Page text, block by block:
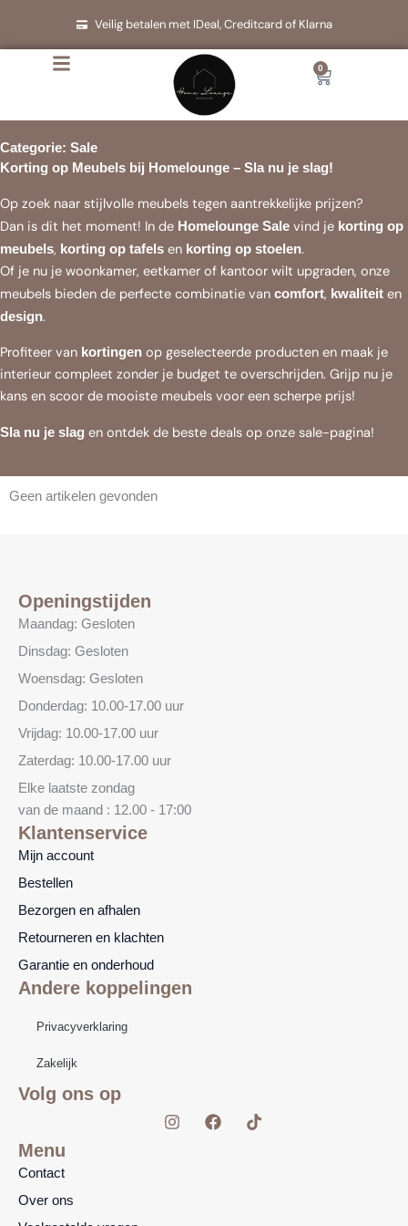
de
Veilig betalen met IDeal, Creditcard of Klarna
0
Cart
Categorie: Sale
Korting op Meubels bij Homelounge – Sla nu je slag!
Op zoek naar stijlvolle meubels tegen aantrekkelijke prijzen?
Dan is dit het moment! In de Homelounge Sale vind je korting op
meubels, korting op tafels en korting op stoelen.
Of je nu je woonkamer, eetkamer of kantoor wilt upgraden, onze
meubels bieden de perfecte combinatie van comfort, kwaliteit en
design.
Profiteer van kortingen op geselecteerde producten en maak je
interieur compleet zonder je budget te overschrijden. Grijp nu je
kans en scoor de mooiste meubels voor een scherpe prijs!
Sla nu je slag en ontdek de beste deals op onze sale-pagina!
Geen artikelen gevonden
Openingstijden
Maandag: Gesloten
Dinsdag: Gesloten
Woensdag: Gesloten
Donderdag: 10.00-17.00 uur
Vrijdag: 10.00-17.00 uur
Zaterdag: 10.00-17.00 uur
Elke laatste zondag
van de maand : 12.00 - 17:00
Klantenservice
Mijn account
Bestellen
Bezorgen en afhalen
Retourneren en klachten
Garantie en onderhoud
Andere koppelingen
Privacyverklaring
Zakelijk
Volg ons op
I
n
F
a
T
i
Menu
Contact
Over ons